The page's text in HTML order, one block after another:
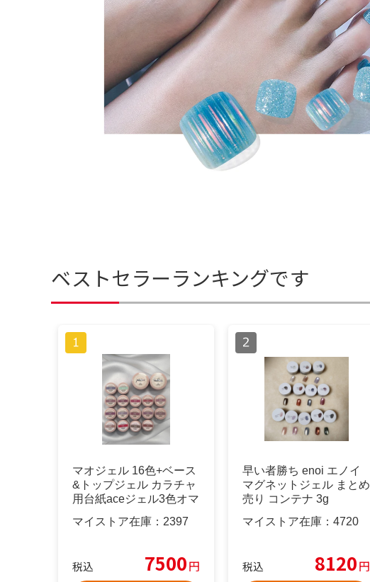
ベストセラーランキングです
マオジェル 16色+ベース
&トップジェル カラチャ
用台紙aceジェル3色オマ
マイストア在庫： 2397
税込 7500円
早い者勝ち enoi エノイ
マグネットジェル まとめ
売り コンテナ 3g
マイストア在庫： 4720
税込 8120円